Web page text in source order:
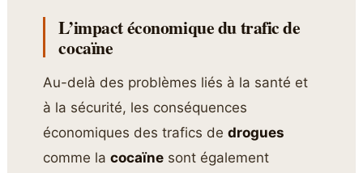
L’impact économique du trafic de
cocaïne
Au-delà des problèmes liés à la santé et
à la sécurité, les conséquences
économiques des trafics dedrogues
comme lacocaïne sont également